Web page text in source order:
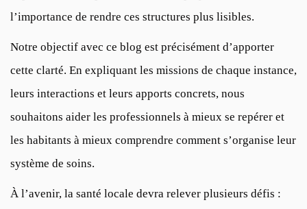
l’importance de rendre ces structures plus lisibles.
Notre objectif avec ce blog est précisément d’apporter
cette clarté. En expliquant les missions de chaque instance,
leurs interactions et leurs apports concrets, nous
souhaitons aider les professionnels à mieux se repérer et
les habitants à mieux comprendre comment s’organise leur
système de soins.
À l’avenir, la santé locale devra relever plusieurs défis :